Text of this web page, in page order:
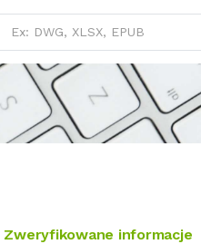
Zweryfikowane informacje